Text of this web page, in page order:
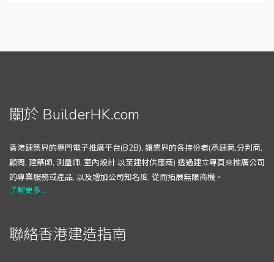
關於 BuilderHK.com
香港建築界的專門電子推廣平台(B2B), 讓業界的各持份者(承建商,分判商,
顧問, 建築師, 測量師, 室內設計 以至建材供應商) 透過建立專頁來推廣公司
的專業服務或產品, 以及增加公司知名度, 從而拓展無限商機。
了解更多...
聯絡香港建造指南